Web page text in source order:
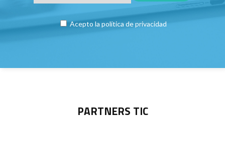
Acepto la política de privacidad
PARTNERS TIC